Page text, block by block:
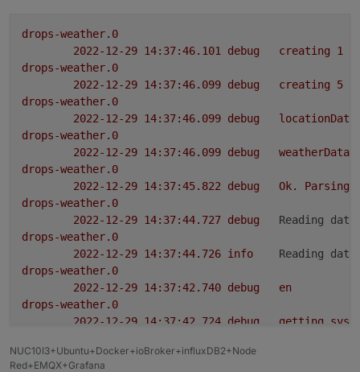
selben Namen hat wie mein Wohnort. Gebe ich den
Standort Manuell ein, ist Drops auch korrekt. Das
ändert jedoch nichts an dem end of file Fehler.
drops-weather.0
debug creating 1
drops-weather.0
debug creating 5
drops-weather.0
debug
locationData
drops-weather.0
debug weatherData
drops-weather.0
debug Ok. Parsing
drops-weather.0
debug
Reading
drops-weather.0
info
Reading
drops-weather.0
debug
en
drops-weather.0
debug getting
2022-12-29 14:37:42.709 info
NUC10I3+Ubuntu+Docker+ioBroker+influxDB2+Node
Red+EMQX+Grafana